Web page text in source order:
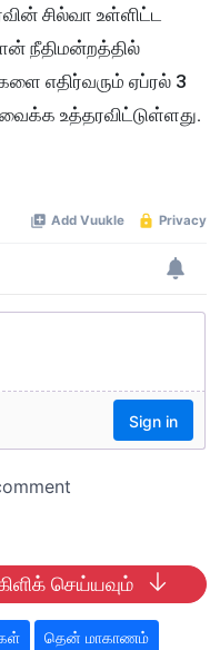
சில்வா உள்ளிட்ட
நீதிமன்றத்தில்
எதிர்வரும் ஏப்ரல் 3
உத்தரவிட்டுள்ளது.
செய்யவும்
தென் மாகாணம்